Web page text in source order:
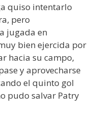
quiso intentarlo
pero
jugada en
bien ejercida por
hacia su campo,
y aprovecharse
el quinto gol
pudo salvar Patry